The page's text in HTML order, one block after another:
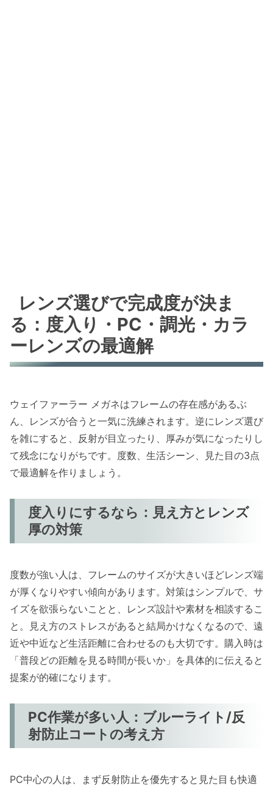
レンズ選びで完成度が決ま
る：度入り・PC・調光・カラ
ーレンズの最適解
ウェイファーラー メガネはフレームの存在感があるぶ
ん、レンズが合うと一気に洗練されます。逆にレンズ選び
を雑にすると、反射が目立ったり、厚みが気になったりし
て残念になりがちです。度数、生活シーン、見た目の3点
で最適解を作りましょう。
度入りにするなら：見え方とレンズ
厚の対策
度数が強い人は、フレームのサイズが大きいほどレンズ端
が厚くなりやすい傾向があります。対策はシンプルで、サ
イズを欲張らないことと、レンズ設計や素材を相談するこ
と。見え方のストレスがあると結局かけなくなるので、遠
近や中近など生活距離に合わせるのも大切です。購入時は
「普段どの距離を見る時間が長いか」を具体的に伝えると
提案が的確になります。
PC作業が多い人：ブルーライト/反
射防止コートの考え方
PC中心の人は、まず反射防止を優先すると見た目も快適